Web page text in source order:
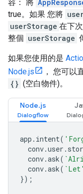
容： 將
true。如果 您將
userStorage 在下
整個 userStorage
如果您使用的是
Node.js
， 您可以
{} (空白物件)。
Node.js
app . intent(
conv.user .
conv.ask(
conv.ask(
});